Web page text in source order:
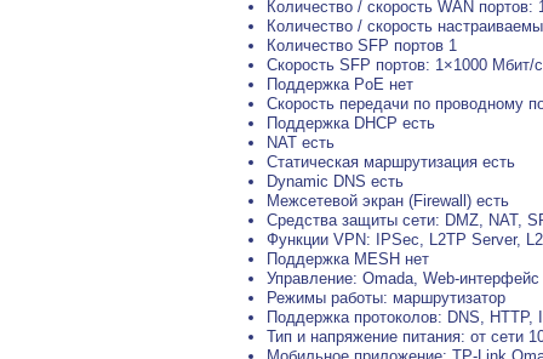
Количество / скорость WAN
Количество / скорость
Количество SFP портов 1
Скорость SFP портов: 1×1000 Мбит/с
Поддержка PoE нет
Скорость передачи по проводному
Поддержка DHCP есть
NAT есть
Статическая маршрутизация есть
Dynamic DNS есть
Межсетевой экран (Firewall) есть
Средства защиты сети: DMZ, NAT,
Функции VPN: IPSec, L2TP Server,
Поддержка MESH нет
Управление: Omada, Web-интерфейс
Режимы работы: маршрутизатор
Поддержка протоколов: DNS,
Тип и напряжение питания: от сети